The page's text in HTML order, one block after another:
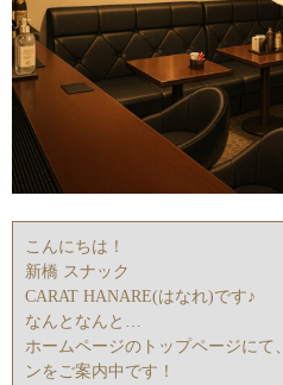
こんにちは！
新橋 スナック
CARAT HANARE(はなれ)です♪
なんとなんと…
ホームページのトップページにて
ンをご案内中です！